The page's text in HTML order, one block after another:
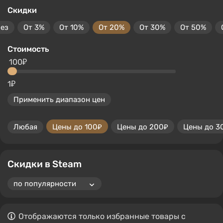
Скидки
От 3% От 10% От 20% От 30% От 50%
Стоимость
1₽
100₽
Применить диапазон цен
Любая Цены до 100₽ Цены до 200₽ Цены до
Скидки в Steam
Отображаются только избранные товары с